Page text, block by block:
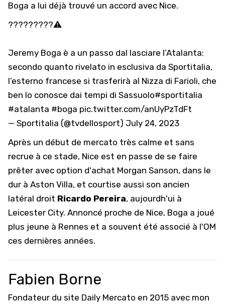
Boga a lui déjà trouvé un accord avec Nice.
?????????⚠️
Jeremy Boga è a un passo dal lasciare l’Atalanta:
secondo quanto rivelato in esclusiva da Sportitalia,
l’esterno francese si trasferirà al Nizza di Farioli, che
ben lo conosce dai tempi di Sassuolo#sportitalia
#atalanta #boga pic.twitter.com/anUyPzTdFt
— Sportitalia (@tvdellosport) July 24, 2023
Après un début de mercato très calme et sans
recrue à ce stade, Nice est en passe de se faire
prêter avec option d'achat Morgan Sanson, dans le
dur à Aston Villa, et courtise aussi son ancien
latéral droit Ricardo Pereira, aujourdh'ui à
Leicester City. Annoncé proche de Nice, Boga a joué
plus jeune à Rennes et a souvent été associé à l'OM
ces dernières années.
Fabien Borne
Fondateur du site Daily Mercato en 2015 avec mon